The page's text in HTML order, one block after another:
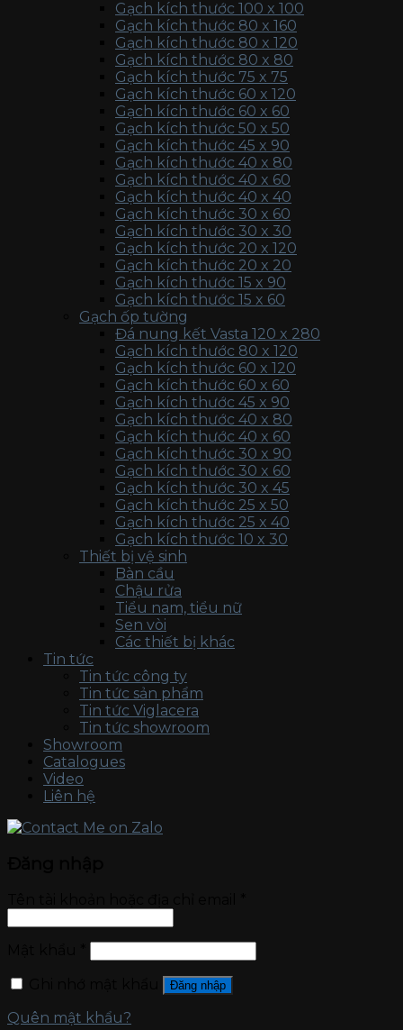
Gạch kích thước 100 x 100
Gạch kích thước 80 x 160
Gạch kích thước 80 x 120
Gạch kích thước 80 x 80
Gạch kích thước 75 x 75
Gạch kích thước 60 x 120
Gạch kích thước 60 x 60
Gạch kích thước 50 x 50
Gạch kích thước 45 x 90
Gạch kích thước 40 x 80
Gạch kích thước 40 x 60
Gạch kích thước 40 x 40
Gạch kích thước 30 x 60
Gạch kích thước 30 x 30
Gạch kích thước 20 x 120
Gạch kích thước 20 x 20
Gạch kích thước 15 x 90
Gạch kích thước 15 x 60
Gạch ốp tường
Đá nung kết Vasta 120 x 280
Gạch kích thước 80 x 120
Gạch kích thước 60 x 120
Gạch kích thước 60 x 60
Gạch kích thước 45 x 90
Gạch kích thước 40 x 80
Gạch kích thước 40 x 60
Gạch kích thước 30 x 90
Gạch kích thước 30 x 60
Gạch kích thước 30 x 45
Gạch kích thước 25 x 50
Gạch kích thước 25 x 40
Gạch kích thước 10 x 30
Thiết bị vệ sinh
Bàn cầu
Chậu rửa
Tiểu nam, tiểu nữ
Sen vòi
Các thiết bị khác
Tin tức
Tin tức công ty
Tin tức sản phẩm
Tin tức Viglacera
Tin tức showroom
Showroom
Catalogues
Video
Liên hệ
Đăng nhập
Quên mật khẩu?